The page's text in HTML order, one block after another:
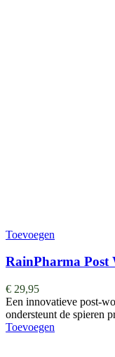
Toevoegen
RainPharma Post
€ 29,95
Een innovatieve post-
ondersteunt de spieren
Toevoegen